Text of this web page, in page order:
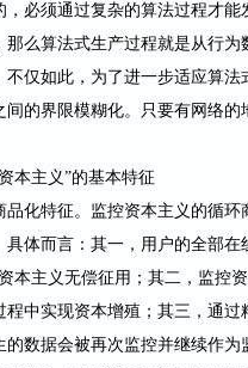
，必须通过复杂的算法过程才
那么算法式生产过程就是从行
不仅如此，为了进一步适应算
间的界限模糊化。只要有网络
本主义”的基本特征
品化特征。监控资本主义的循
具体而言：其一，用户的全部
本主义无偿征用；其二，监控
程中实现资本增殖；其三，通
的数据会被再次监控并继续作